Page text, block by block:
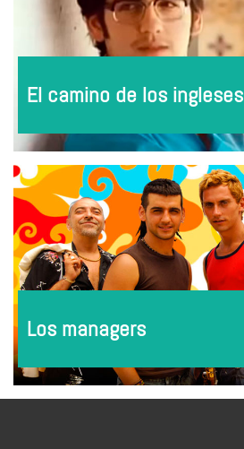
El camino de los ingleses
Los managers